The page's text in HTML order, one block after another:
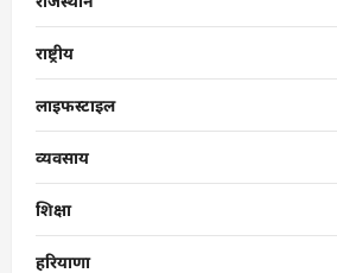
राष्ट्रीय
लाइफस्टाइल
व्यवसाय
शिक्षा
हरियाणा